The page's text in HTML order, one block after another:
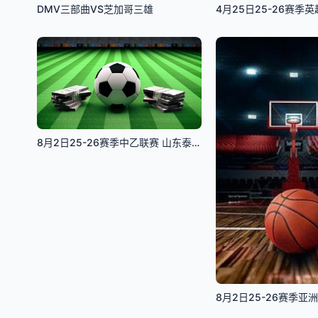
DMV三部曲VS芝加哥三雄
8月2日25-26赛季中乙联赛 山东泰山B队VS大连克为